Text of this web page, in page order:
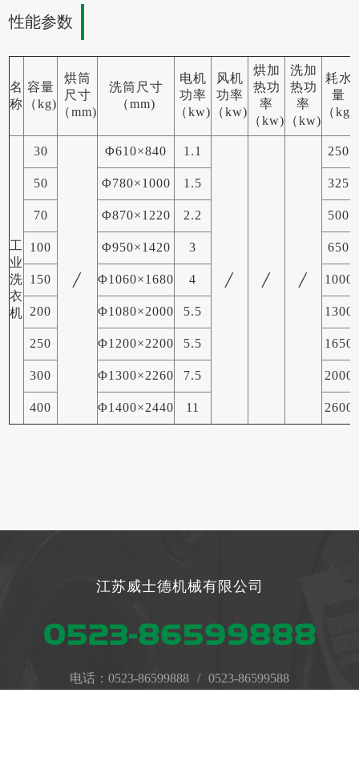
性能参数
名
称
容量
（kg)
烘筒
尺寸
（mm)
洗筒尺寸
（mm)
电机
功率
（kw)
风机
功率
（kw)
烘加
热功
率
（kw)
洗加
热功
率
（kw)
耗水
量
（kg)
工
业
洗
衣
机
30
╱
Φ610×840 1.1
╱ ╱ ╱
250
50 Φ780×1000 1.5 325
70 Φ870×1220 2.2 500
100 Φ950×1420 3 650
150 Φ1060×1680 4 1000
200 Φ1080×2000 5.5 1300
250 Φ1200×2200 5.5 1650
300 Φ1300×2260 7.5 2000
400 Φ1400×2440 11 2600
江苏威士德机械有限公司
0523-86599888
电话： 0523-86599888 / 0523-86599588